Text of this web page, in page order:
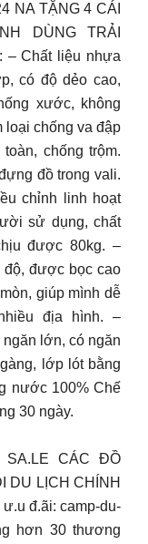
NA TẶNG 4 CÁI
DÙNG TRẢI
– Chất liệu nhựa
có độ dẻo cao,
xước, không
loại chống va đập
chống trộm.
đồ trong vali.
chỉnh linh hoạt
sử dụng, chất
được 80kg. –
độ, được bọc cao
giúp mình dễ
địa hình. –
lớn, có ngăn
lớp lót bằng
nước 100% Chế
30 ngày.
SA.LE CÁC ĐỒ
DU LỊCH CHÍNH
đ.ãi: camp-du-
hơn 30 thương